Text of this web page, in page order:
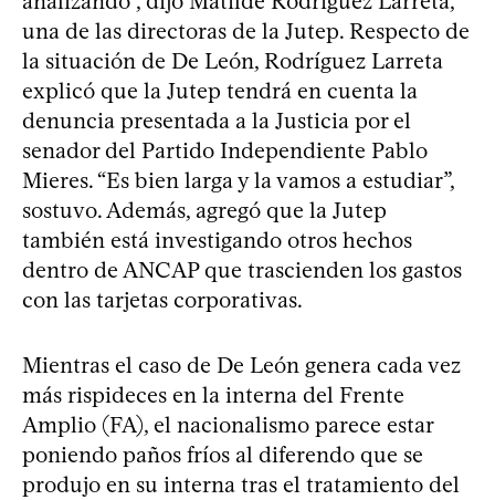
una de las directoras de la Jutep. Respecto de
la situación de De León, Rodríguez Larreta
explicó que la Jutep tendrá en cuenta la
denuncia presentada a la Justicia por el
senador del Partido Independiente Pablo
Mieres. “Es bien larga y la vamos a estudiar”,
sostuvo. Además, agregó que la Jutep
también está investigando otros hechos
dentro de ANCAP que trascienden los gastos
con las tarjetas corporativas.
Mientras el caso de De León genera cada vez
más rispideces en la interna del Frente
Amplio (FA), el nacionalismo parece estar
poniendo paños fríos al diferendo que se
produjo en su interna tras el tratamiento del